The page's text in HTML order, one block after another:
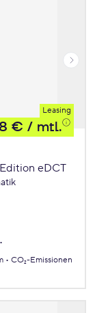
Leasing
€ / mtl.
eDCT
CO₂-Emissionen